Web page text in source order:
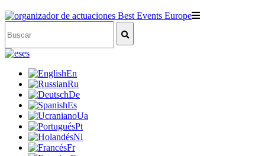
es
En
Ru
De
Es
Ua
Pt
Nl
Fr